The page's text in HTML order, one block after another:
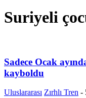
Suriyeli
Sadece Ocak
kayboldu
Uluslararası Zırhlı Tren -